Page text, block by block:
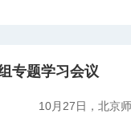
专题学习会议
10月27日，北京